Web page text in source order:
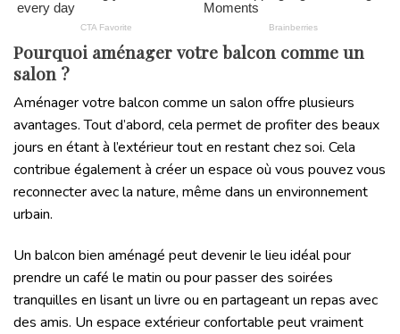
Pourquoi aménager votre balcon comme un
salon ?
Aménager votre balcon comme un salon offre plusieurs
avantages. Tout d’abord, cela permet de profiter des beaux
jours en étant à l’extérieur tout en restant chez soi. Cela
contribue également à créer un espace où vous pouvez vous
reconnecter avec la nature, même dans un environnement
urbain.
Un balcon bien aménagé peut devenir le lieu idéal pour
prendre un café le matin ou pour passer des soirées
tranquilles en lisant un livre ou en partageant un repas avec
des amis. Un espace extérieur confortable peut vraiment